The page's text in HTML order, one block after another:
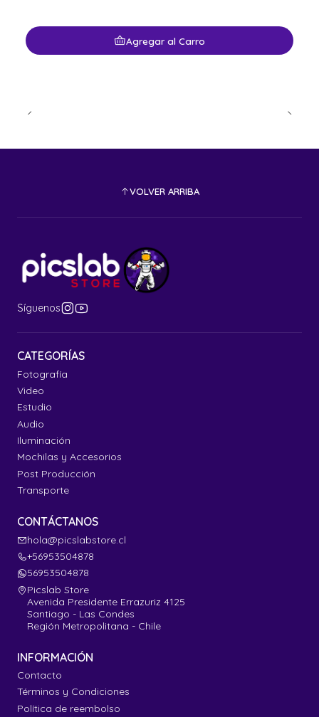
Agregar al Carro
VOLVER ARRIBA
Síguenos
CATEGORÍAS
Fotografía
Video
Estudio
Audio
Iluminación
Mochilas y Accesorios
Post Producción
Transporte
CONTÁCTANOS
hola@picslabstore.cl
+56953504878
56953504878
Picslab Store
Avenida Presidente Errazuriz 4125
Santiago - Las Condes
Región Metropolitana - Chile
INFORMACIÓN
Contacto
Términos y Condiciones
Política de reembolso